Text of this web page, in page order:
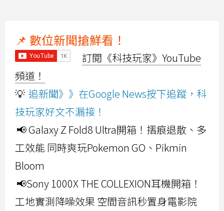
📌 數位新聞搶鮮看！
訂閱《科技玩家》YouTube
頻道！
💡 追新聞》》在Google News按下追蹤，科
技玩家好文不漏接！
📢 Galaxy Z Fold8 Ultra開箱！摺痕退散、多
工效能 同時爽玩Pokemon GO、Pikmin
Bloom
📢Sony 1000X THE COLLEXION耳機開箱！
工地實測降噪效果 空間音訊秒置身電影院